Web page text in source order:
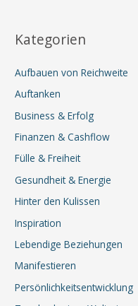
Welt
Geldes
verbindest
Kategorien
Aufbauen von Reichweite
Auftanken
Business & Erfolg
Finanzen & Cashflow
Fülle & Freiheit
Gesundheit & Energie
Hinter den Kulissen
Inspiration
Lebendige Beziehungen
Manifestieren
Persönlichkeitsentwicklung